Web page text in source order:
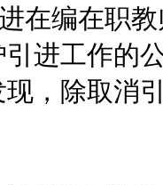
编在职教
进工作的
，除取消